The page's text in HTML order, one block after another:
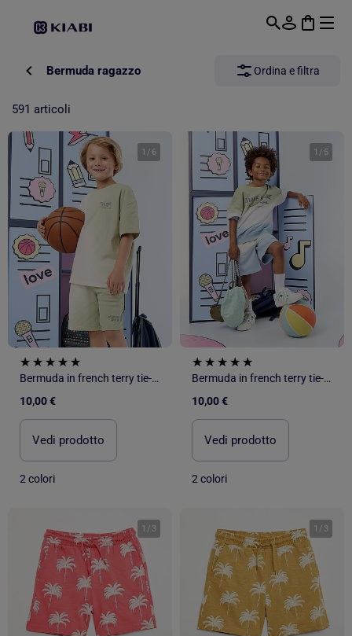
Bermuda ragazzo Ordina e filtra
591 articoli
1 / 6
Bermuda in french terry tie-dye
10,00 €
Vedi prodotto
2 colori
1 / 5
Bermuda in french terry tie-dye
10,00 €
Vedi prodotto
2 colori
1 / 3 1 / 3